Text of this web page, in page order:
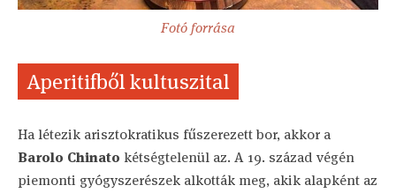
Fotó forrása
Aperitifből kultuszital
Ha létezik arisztokratikus fűszerezett bor, akkor a
Barolo Chinato kétségtelenül az. A 19. század végén
piemonti gyógyszerészek alkották meg, akik alapként az